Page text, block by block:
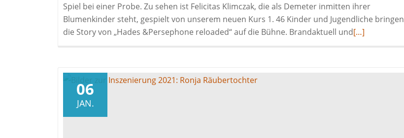
Spiel bei einer Probe. Zu sehen ist Felicitas Klimczak, die als Demeter inmitten ihrer
Blumenkinder steht, gespielt von unserem neuen Kurs 1. 46 Kinder und Jugendliche bringen
die Story von „Hades &Persephone reloaded“ auf die Bühne. Brandaktuell undRead
[…]
06
JAN.